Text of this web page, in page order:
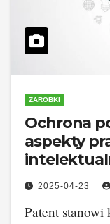
ZAROBKI
Ochrona
aspekty
2025-04-23
Patent